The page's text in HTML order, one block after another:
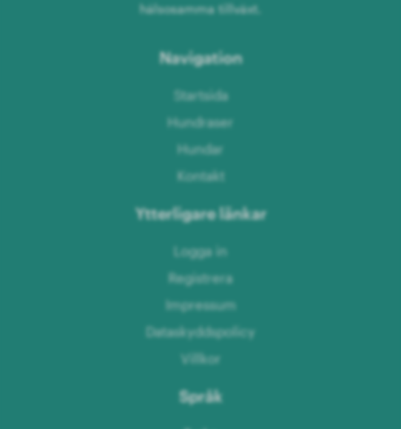
hälsosamma tillväxt.
Navigation
Startsida
Hundraser
Hundar
Kontakt
Ytterligare länkar
Logga in
Registrera
Impressum
Dataskyddspolicy
Villkor
Språk